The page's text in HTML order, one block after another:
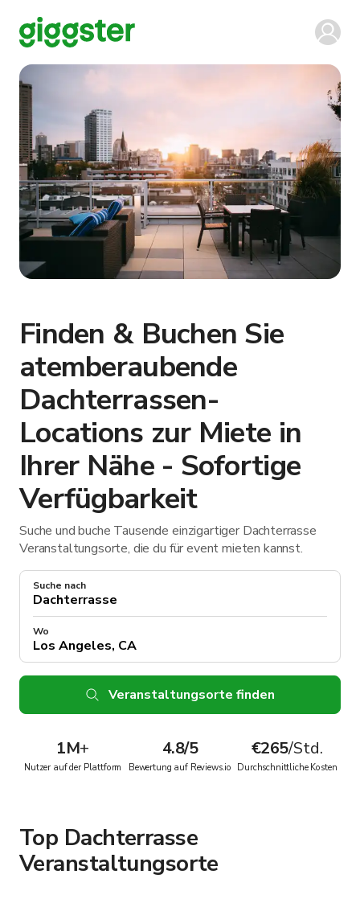
Finden & Buchen Sie
atemberaubende
Dachterrassen-
Locations zur Miete in
Ihrer Nähe - Sofortige
Verfügbarkeit
Suche und buche Tausende einzigartiger Dachterrasse
Veranstaltungsorte, die du für event mieten kannst.
Suche nach
Wo
Veranstaltungsorte finden
1M+
Nutzer auf der Plattform
4.8/5
Bewertung auf Reviews.io
€265/Std.
Durchschnittliche Kosten
Top Dachterrasse
Veranstaltungsorte